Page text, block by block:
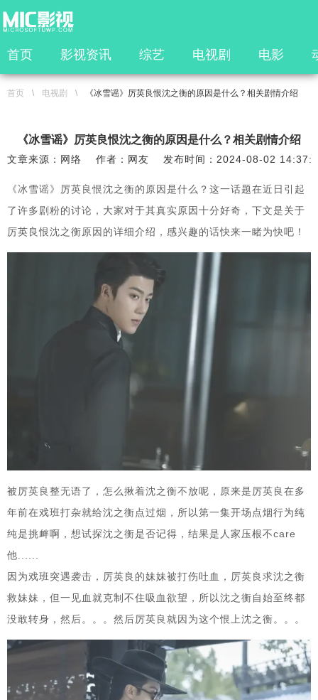
首页 影视资讯 综艺 电视剧 电影
首页 \ 电视剧 \ 《冰雪谣》厉英良恨沈之衡的原因是什么？相关剧情介绍
《冰雪谣》厉英良恨沈之衡的原因是什么？相关剧情介绍
文章来源：网络 作者：网友 发布时间：2024-08-02
《冰雪谣》厉英良恨沈之衡的原因是什么？这一话题在近日引起
了许多剧粉的讨论，大家对于其真实原因十分好奇，下文是关于
厉英良恨沈之衡原因的详细介绍，感兴趣的话快来一睹为快吧！
被厉英良整无语了，怎么揪着沈之衡不放呢，原来是厉英良在多
年前在戏班打杂就给沈之衡点过烟，所以第一集开场点烟行为纯
纯是挑衅啊，想试探沈之衡是否记得，结果是人家压根不care
他......
因为戏班突遇袭击，厉英良的妹妹被打伤吐血，厉英良求沈之衡
救妹妹，但一见血就克制不住吸血欲望，所以沈之衡自始至终都
没敢转身，然后。。。然后厉英良就因为这个恨上沈之衡。。。